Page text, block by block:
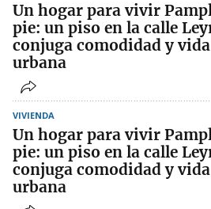
Un hogar para vivir
pie: un piso en la calle
conjuga comodidad y vida
urbana
VIVIENDA
Un hogar para vivir
pie: un piso en la calle
conjuga comodidad y vida
urbana